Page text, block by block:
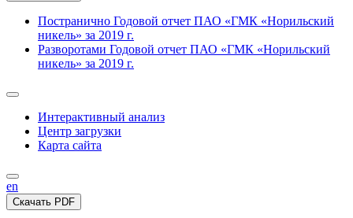
Постранично Годовой отчет ПАО «ГМК «Норильский
никель» за 2019 г.
Разворотами Годовой отчет ПАО «ГМК «Норильский
никель» за 2019 г.
Интерактивный анализ
Центр загрузки
Карта сайта
en
Скачать PDF